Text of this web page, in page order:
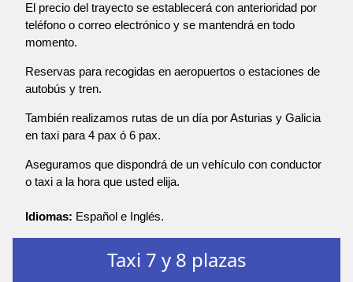
El precio del trayecto se establecerá con anterioridad por
teléfono o correo electrónico y se mantendrá en todo
momento.
Reservas para recogidas en aeropuertos o estaciones de
autobús y tren.
También realizamos rutas de un día por Asturias y Galicia
en taxi para 4 pax ó 6 pax.
Aseguramos que dispondrá de un vehículo con conductor
o taxi a la hora que usted elija.
Idiomas: Español e Inglés.
Taxi 7 y 8 plazas